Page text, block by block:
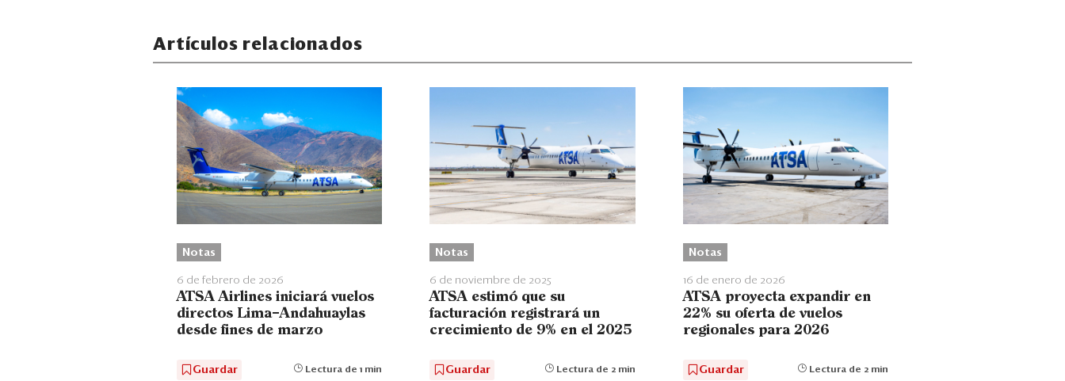
Artículos relacionados
Notas
6 de febrero de 2026
ATSA Airlines iniciará vuelos
directos Lima–Andahuaylas
desde fines de marzo
Guardar Lectura de 1 min
Notas
6 de noviembre de 2025
ATSA estimó que su
facturación registrará un
crecimiento de 9% en el 2025
Guardar Lectura de 2 min
Notas
16 de enero de 2026
ATSA proyecta expandir en
22% su oferta de vuelos
regionales para 2026
Guardar Lectura de 2 min